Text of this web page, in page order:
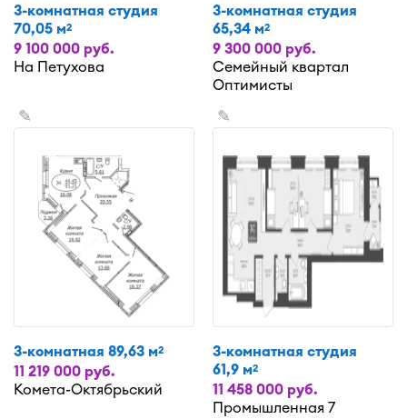
3-комнатная студия
70,05 м2
9 100 000 руб.
На Петухова
3-комнатная студия
65,34 м2
9 300 000 руб.
Семейный квартал
Оптимисты
✎
3-комнатная 89,63 м2
11 219 000 руб.
Комета-Октябрьский
✎
3-комнатная студия
61,9 м2
11 458 000 руб.
Промышленная 7